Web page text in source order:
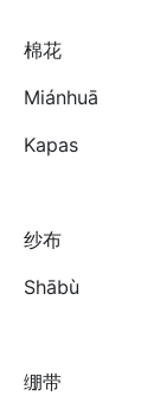
棉花
Miánhuā
Kapas
纱布
Shābù
绷带